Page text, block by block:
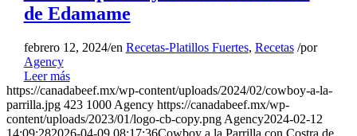
de Edamame
febrero 12, 2024/en Recetas-Platillos Fuertes, Recetas /por
Agency
Leer más
https://canadabeef.mx/wp-content/uploads/2024/02/cowboy-a-la-
parrilla.jpg 423 1000 Agency https://canadabeef.mx/wp-
content/uploads/2023/01/logo-cb-copy.png Agency2024-02-12
14:09:282026-04-09 08:17:36Cowboy a la Parrilla con Costra de